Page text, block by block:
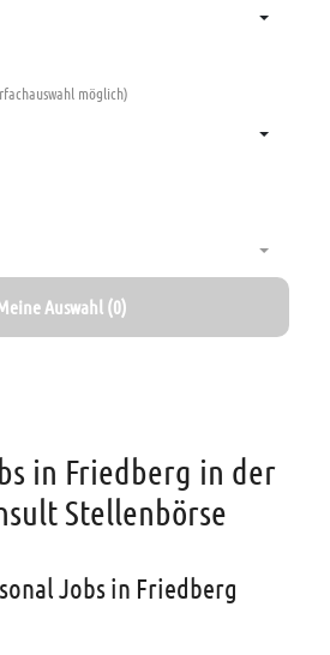
möglich)
Auswahl (0)
in Friedberg in der
Stellenbörse
Jobs in Friedberg